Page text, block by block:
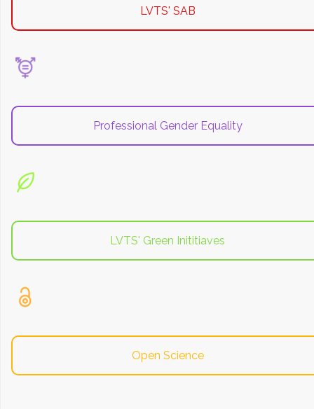
LVTS' SAB
Professional Gender Equality
LVTS' Green Inititiaves
Open Science